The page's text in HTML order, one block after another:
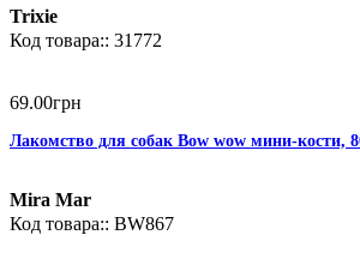
Trixie
31772
69.00грн
Лакомство для собак Bow wow мини-кости,
Mira Mar
BW867